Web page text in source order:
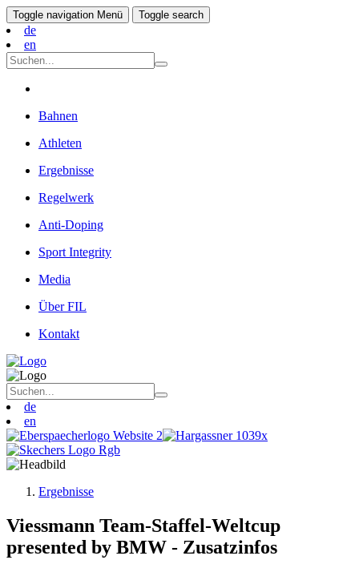
Toggle navigation Menü Toggle search
de
en
Bahnen
Athleten
Ergebnisse
Regelwerk
Anti-Doping
Sport Integrity
Media
Über FIL
Kontakt
de
en
Ergebnisse
Viessmann Team-Staffel-Weltcup
presented by BMW - Zusatzinfos